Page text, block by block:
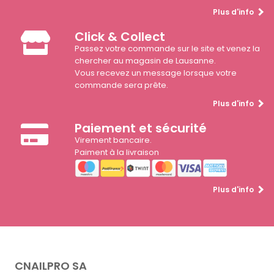
Plus d'info
Click & Collect
Passez votre commande sur le site et venez la
chercher au magasin de Lausanne.
Vous recevez un message lorsque votre
commande sera prête.
Plus d'info
Paiement et sécurité
Virement bancaire.
Paiment à la livraison
Plus d'info
CNAILPRO SA